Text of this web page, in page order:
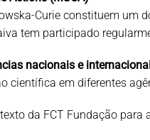
Curie constituem
tem participado
nacionais e
científica em diferentes
da FCT Fundação